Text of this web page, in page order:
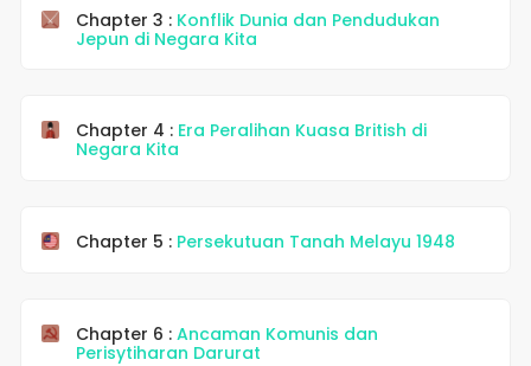
Chapter 3 : Konflik Dunia dan Pendudukan
Jepun di Negara Kita
Chapter 4 : Era Peralihan Kuasa British di
Negara Kita
Chapter 5 : Persekutuan Tanah Melayu 1948
Chapter 6 :Ancaman Komunis dan
Perisytiharan Darurat